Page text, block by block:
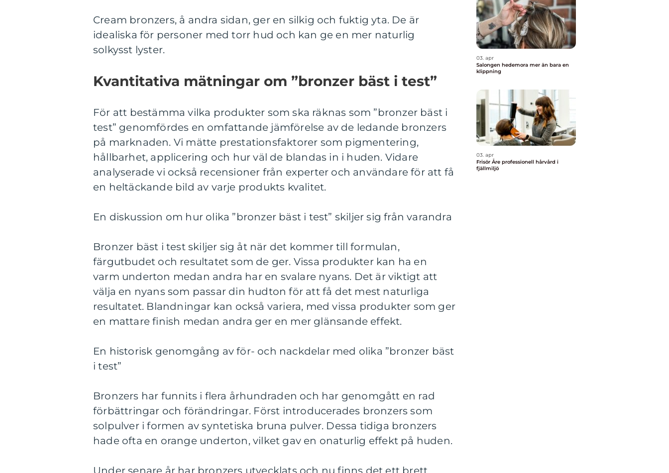
Cream bronzers, å andra sidan, ger en silkig och fuktig yta. De är
idealiska för personer med torr hud och kan ge en mer naturlig
solkysst lyster.
Kvantitativa mätningar om ”bronzer bäst i test”
För att bestämma vilka produkter som ska räknas som ”bronzer bäst i
test” genomfördes en omfattande jämförelse av de ledande bronzers
på marknaden. Vi mätte prestationsfaktorer som pigmentering,
hållbarhet, applicering och hur väl de blandas in i huden. Vidare
analyserade vi också recensioner från experter och användare för att få
en heltäckande bild av varje produkts kvalitet.
En diskussion om hur olika ”bronzer bäst i test” skiljer sig från varandra
Bronzer bäst i test skiljer sig åt när det kommer till formulan,
färgutbudet och resultatet som de ger. Vissa produkter kan ha en
varm underton medan andra har en svalare nyans. Det är viktigt att
välja en nyans som passar din hudton för att få det mest naturliga
resultatet. Blandningar kan också variera, med vissa produkter som ger
en mattare finish medan andra ger en mer glänsande effekt.
En historisk genomgång av för- och nackdelar med olika ”bronzer bäst
i test”
Bronzers har funnits i flera århundraden och har genomgått en rad
förbättringar och förändringar. Först introducerades bronzers som
solpulver i formen av syntetiska bruna pulver. Dessa tidiga bronzers
hade ofta en orange underton, vilket gav en onaturlig effekt på huden.
Under senare år har bronzers utvecklats och nu finns det ett brett
03. apr
Salongen hedemora mer än bara en
klippning
03. apr
Frisör Åre professionell hårvård i
fjällmiljö